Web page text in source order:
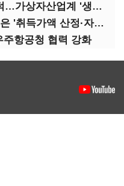
높아진 부채비율 200% 문턱…가상자산업계 '생존 시험대'
내년 코인 과세 강행…관건은 '취득가액 산정·자산 이동'
항공청 협력 강화